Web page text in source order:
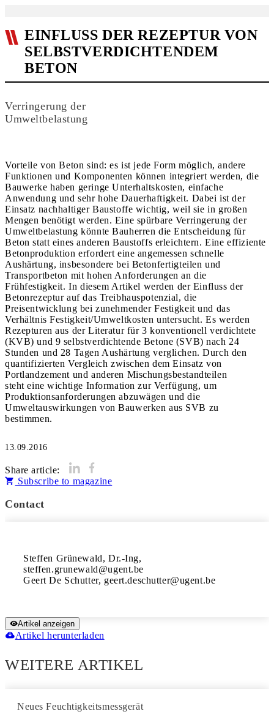
EINFLUSS DER REZEPTUR VON
SELBSTVERDICHTENDEM
BETON
Verringerung der
Umweltbelastung
Vorteile von Beton sind: es ist jede Form möglich, andere
Funktionen und Komponenten können integriert werden, die
Bauwerke haben geringe Unterhaltskosten, einfache
Anwendung und sehr hohe Dauerhaftigkeit. Dabei ist der
Einsatz nachhaltiger Baustoffe wichtig, weil sie in großen
Mengen benötigt werden. Eine spürbare Verringerung der
Umweltbelastung könnte Bauherren die Entscheidung für
Beton statt eines anderen Baustoffs erleichtern. Eine effiziente
Betonproduktion erfordert eine angemessen schnelle
Aushärtung, insbesondere bei Betonfertigteilen und
Transportbeton mit hohen Anforderungen an die
Frühfestigkeit. In diesem Artikel werden der Einfluss der
Betonrezeptur auf das Treibhauspotenzial, die
Preisentwicklung bei zunehmender Festigkeit und das
Verhältnis Festigkeit/Umweltkosten untersucht. Es werden
Rezepturen aus der Literatur für 3 konventionell verdichtete
(KVB) und 9 selbstverdichtende Betone (SVB) nach 24
Stunden und 28 Tagen Aushärtung verglichen. Durch den
quantifizierten Vergleich zwischen dem Einsatz von
Portlandzement und anderen Mischungsbestandteilen
steht eine wichtige Information zur Verfügung, um
Produktionsanforderungen abzuwägen und die
Umweltauswirkungen von Bauwerken aus SVB zu
bestimmen.
13.09.2016
Share article:
Subscribe to magazine
Contact
Steffen Grünewald, Dr.-Ing,
steffen.grunewald@ugent.be
Geert De Schutter, geert.deschutter@ugent.be
Artikel anzeigen
Artikel herunterladen
WEITERE ARTIKEL
Neues Feuchtigkeitsmessgerät